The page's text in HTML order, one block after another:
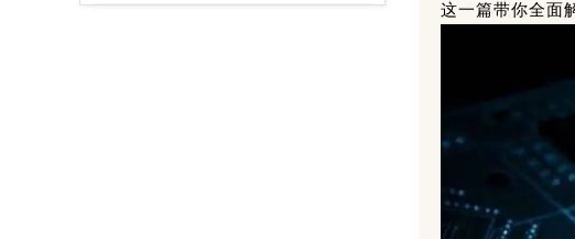
这一篇带你全面